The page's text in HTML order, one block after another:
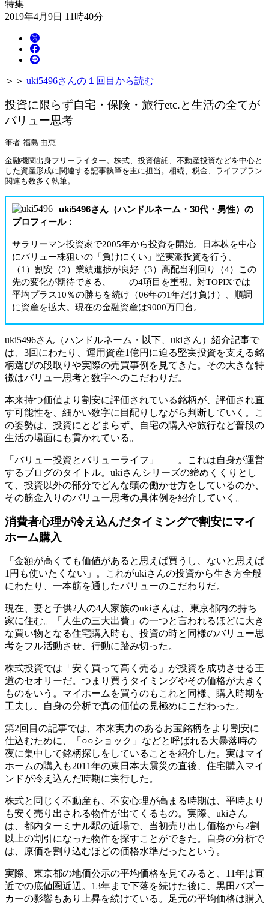
特集
2019年4月9日 11時40分
＞＞ uki5496さんの１回目から読む
投資に限らず自宅・保険・旅行etc.と生活の全てが
バリュー思考
筆者:福島 由恵
金融機関出身フリーライター。株式、投資信託、不動産投資などを中心と
した資産形成に関連する記事執筆を主に担当。相続、税金、ライフプラン
関連も数多く執筆。
uki5496さん（ハンドルネーム・30代・男性）の
プロフィール：
サラリーマン投資家で2005年から投資を開始。日本株を中心
にバリュー株狙いの「負けにくい」堅実派投資を行う。
（1）割安（2）業績進捗が良好（3）高配当利回り（4）この
先の変化が期待できる、――の4項目を重視。対TOPIXでは
平均プラス10％の勝ちを続け（06年の1年だけ負け）、順調
に資産を拡大。現在の金融資産は9000万円台。
uki5496さん（ハンドルネーム・以下、ukiさん）紹介記事で
は、3回にわたり、運用資産1億円に迫る堅実投資を支える銘
柄選びの段取りや実際の売買事例を見てきた。その大きな特
徴はバリュー思考と数字へのこだわりだ。
本来持つ価値より割安に評価されている銘柄が、評価され直
す可能性を、細かい数字に目配りしながら判断していく。こ
の姿勢は、投資にとどまらず、自宅の購入や旅行など普段の
生活の場面にも貫かれている。
「バリュー投資とバリューライフ」――。これは自身が運営
するブログのタイトル。ukiさんシリーズの締めくくりとし
て、投資以外の部分でどんな頭の働かせ方をしているのか、
その筋金入りのバリュー思考の具体例を紹介していく。
消費者心理が冷え込んだタイミングで割安にマイ
ホーム購入
「金額が高くても価値があると思えば買うし、ないと思えば
1円も使いたくない」。これがukiさんの投資から生き方全般
にわたり、一本筋を通したバリューのこだわりだ。
現在、妻と子供2人の4人家族のukiさんは、東京都内の持ち
家に住む。「人生の三大出費」の一つと言われるほどに大き
な買い物となる住宅購入時も、投資の時と同様のバリュー思
考をフル活動させ、行動に踏み切った。
株式投資では「安く買って高く売る」が投資を成功させる王
道のセオリーだ。つまり買うタイミングやその価格が大きく
ものをいう。マイホームを買うのもこれと同様、購入時期を
工夫し、自身の分析で真の価値の見極めにこだわった。
第2回目の記事では、本来実力のあるお宝銘柄をより割安に
仕込むために、「○○ショック」などと呼ばれる大暴落時の
夜に集中して銘柄探しをしていることを紹介した。実はマイ
ホームの購入も2011年の東日本大震災の直後、住宅購入マイ
ンドが冷え込んだ時期に実行した。
株式と同じく不動産も、不安心理が高まる時期は、平時より
も安く売り出される物件が出てくるもの。実際、ukiさん
は、都内ターミナル駅の近場で、当初売り出し価格から2割
以上の割引になった物件を探すことができた。自身の分析で
は、原価を割り込むほどの価格水準だったという。
実際、東京都の地価公示の平均価格を見てみると、11年は直
近での底値圏近辺。13年まで下落を続けた後に、黒田バズー
カーの影響もあり上昇を続けている。足元の平均価格は購入